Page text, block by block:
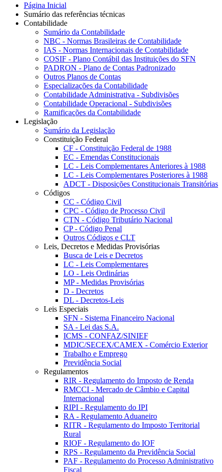
Página Inicial
Sumário das referências técnicas
Contabilidade
Sumário da Contabilidade
NBC - Normas Brasileiras de Contabilidade
IAS - Normas Internacionais de Contabilidade
COSIF - Plano Contábil das Instituições do SFN
PADRON - Plano de Contas Padronizado
Outros Planos de Contas
Especializações da Contabilidade
Contabilidade Administrativa - Subdivisões
Contabilidade Operacional - Subdivisões
Ramificações da Contabilidade
Legislação
Sumário da Legislação
Constituição Federal
CF - Constituição Federal de 1988
EC - Emendas Constitucionais
LC - Leis Complementares Anteriores à 1988
LC - Leis Complementares Posteriores à 1988
ADCT - Disposições Constitucionais Transitórias
Códigos
CC - Código Civil
CPC - Código de Processo Civil
CTN - Código Tributário Nacional
CP - Código Penal
Outros Códigos e CLT
Leis, Decretos e Medidas Provisórias
Busca de Leis e Decretos
LC - Leis Complementares
LO - Leis Ordinárias
MP - Medidas Provisórias
D - Decretos
DL - Decretos-Leis
Leis Especiais
SFN - Sistema Financeiro Nacional
SA - Lei das S.A.
ICMS - CONFAZ/SINIEF
MDIC/SECEX/CAMEX - Comércio Exterior
Trabalho e Emprego
Previdência Social
Regulamentos
RIR - Regulamento do Imposto de Renda
RMCCI - Mercado de Câmbio e Capital
Internacional
RIPI - Regulamento do IPI
RA - Regulamento Aduaneiro
RITR - Regulamento do Imposto Territorial
Rural
RIOF - Regulamento do IOF
RPS - Regulamento da Previdência Social
PAF - Regulamento do Processo Administrativo
Fiscal